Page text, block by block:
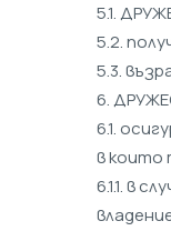
5.1.
5.2.
5.3.
6.
6.1.
в които
6.1.1. в